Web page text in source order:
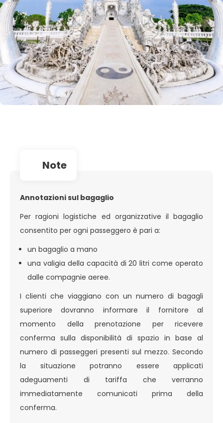
note
Annotazioni sul bagaglio
Per ragioni logistiche ed organizzative il bagaglio
consentito per ogni passeggero è pari a:
un bagaglio a mano
una valigia della capacità di 20 litri come operato
dalle compagnie aeree.
I clienti che viaggiano con un numero di bagagli
superiore dovranno informare il fornitore al
momento della prenotazione per ricevere
conferma sulla disponibilità di spazio in base al
numero di passeggeri presenti sul mezzo. Secondo
la situazione potranno essere applicati
adeguamenti di tariffa che verranno
immediatamente comunicati prima della
conferma.